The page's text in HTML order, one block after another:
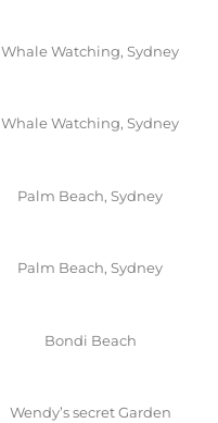
Whale Watching, Sydney
Whale Watching, Sydney
Palm Beach, Sydney
Palm Beach, Sydney
Bondi Beach
Wendy’s secret Garden